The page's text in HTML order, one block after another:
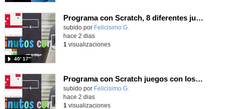
Programa con Scratch, 8 diferentes juegos para vivir la emoción de los partidos de España en el mundial 2026
Contenido educativo.
subido por Felicisimo G.
40′ 17″
hace 2 dias
1 visualizaciones
Programa con Scratch juegos con los partidos del mundial 2026 ganados por España
Contenido educativo.
subido por Felicisimo G.
hace 2 dias
1 visualizaciones